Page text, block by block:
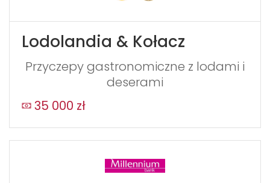
Lodolandia & Kołacz
Przyczepy gastronomiczne z lodami i
deserami
35 000 zł